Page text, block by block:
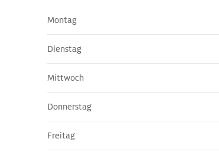
Montag
Dienstag
Mittwoch
Donnerstag
Freitag